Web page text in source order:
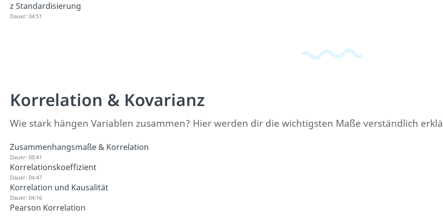
z Standardisierung
Dauer: 04:51
Korrelation & Kovarianz
Wie stark hängen Variablen zusammen? Hier werden dir die wichtigsten Maße verständlich
Zusammenhangsmaße & Korrelation
Dauer: 00:41
Korrelationskoeffizient
Dauer: 04:47
Korrelation und Kausalität
Dauer: 04:16
Pearson Korrelation